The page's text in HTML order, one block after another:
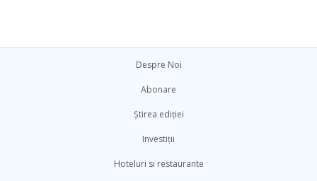
Despre Noi
Abonare
Știrea ediției
Investiții
Hoteluri si restaurante